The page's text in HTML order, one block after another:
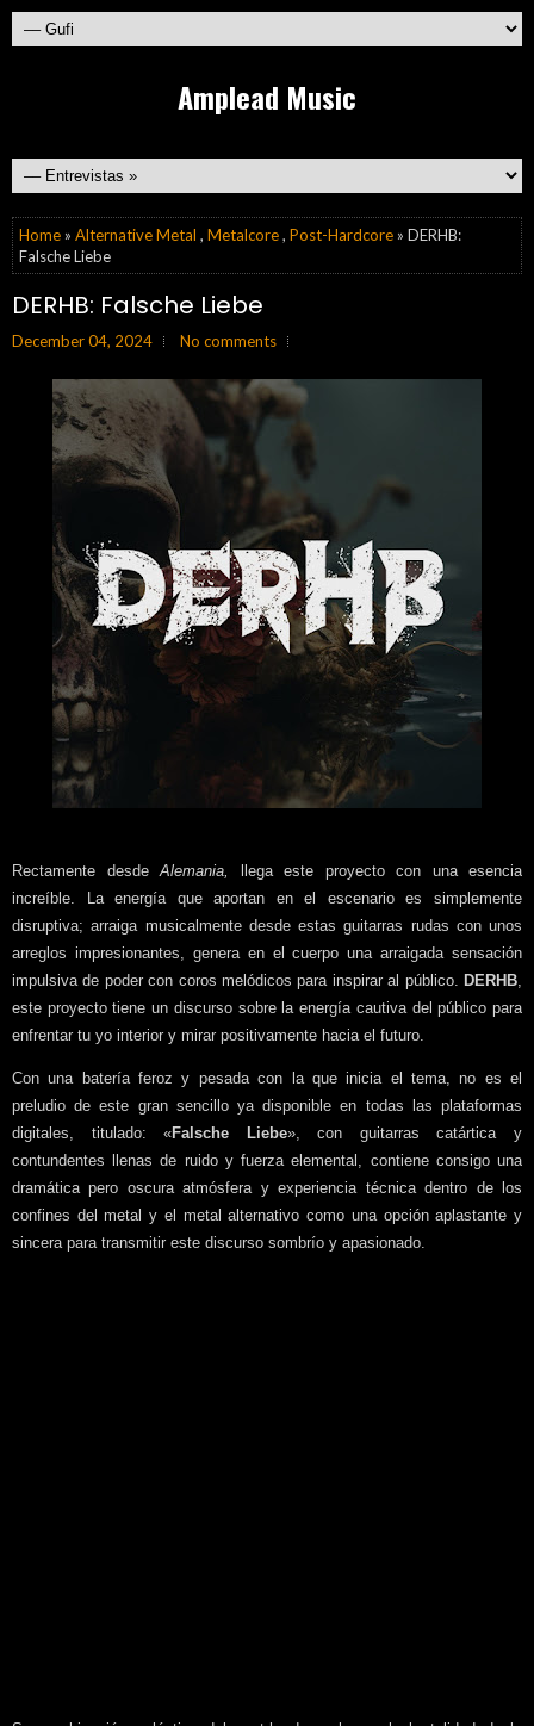
Amplead Music
Home » Alternative Metal , Metalcore, Post-Hardcore » DERHB:
Falsche Liebe
DERHB: Falsche Liebe
December 04, 2024 No comments
Rectamente desdeAlemania,
llega este proyecto con una esencia
increíble. La energía que aportan en el escenario es simplemente
disruptiva; arraiga musicalmente desde estas guitarras rudas con unos
arreglos impresionantes, genera en el cuerpo una arraigada sensación
impulsiva de poder con coros melódicos para inspirar al público. DERHB,
este proyecto tiene un discurso sobre la energía cautiva del público para
enfrentar tu yo interior y mirar positivamente hacia el futuro.
Con una batería feroz y pesada con la que inicia el tema, no es el
preludio de este gran sencillo ya disponible en todas las plataformas
digitales, titulado: «Falsche Liebe», con guitarras catártica y
contundentes llenas de ruido y fuerza elemental, contiene consigo una
dramática pero oscura atmósfera y experiencia técnica dentro de los
confines del metal y el metal alternativo como una opción aplastante y
sincera para transmitir este discurso sombrío y apasionado.